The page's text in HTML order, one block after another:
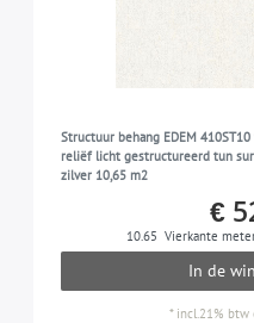
Structuur behang EDEM
reliëf licht gestructureerd tun
zilver 10,65 m2
€
10.65 Vierkante
In de
* incl.21% btw